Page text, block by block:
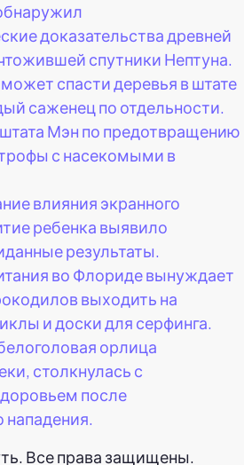
доказательства древней
спутники Нептуна.
спасти деревья в штате
саженец по отдельности.
Мэн по предотвращению
с насекомыми в
влияния экранного
ребенка выявило
результаты.
во Флориде вынуждает
выходить на
и доски для серфинга.
орлица
столкнулась с
после
нападения.
Все права защищены.